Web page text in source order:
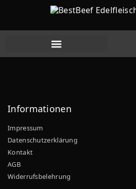
Informationen
Impressum
Datenschutzerklärung
Kontakt
AGB
Widerrufsbelehrung